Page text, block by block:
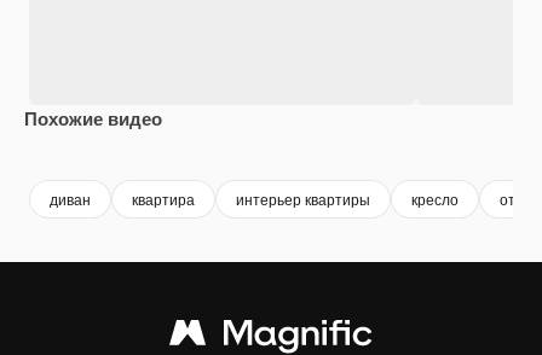
Похожие видео
диван квартира интерьер квартиры кресло отель